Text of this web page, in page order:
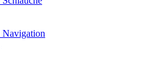
Navigation